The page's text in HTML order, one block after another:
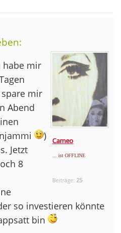
Cameo
... ist OFFLINE
Beiträge: 25
habe mir
mir
Abend
)
Jetzt
8
so investieren könnte
bin